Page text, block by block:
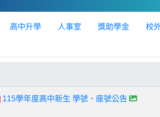
高中升學 人事室 獎助學金 校
115學年度高中新生 學號、座號公告